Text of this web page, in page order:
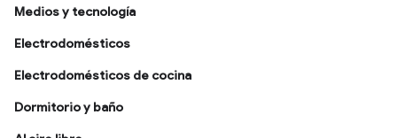
Medios y tecnología
Electrodomésticos
Electrodomésticos de cocina
Dormitorio y baño